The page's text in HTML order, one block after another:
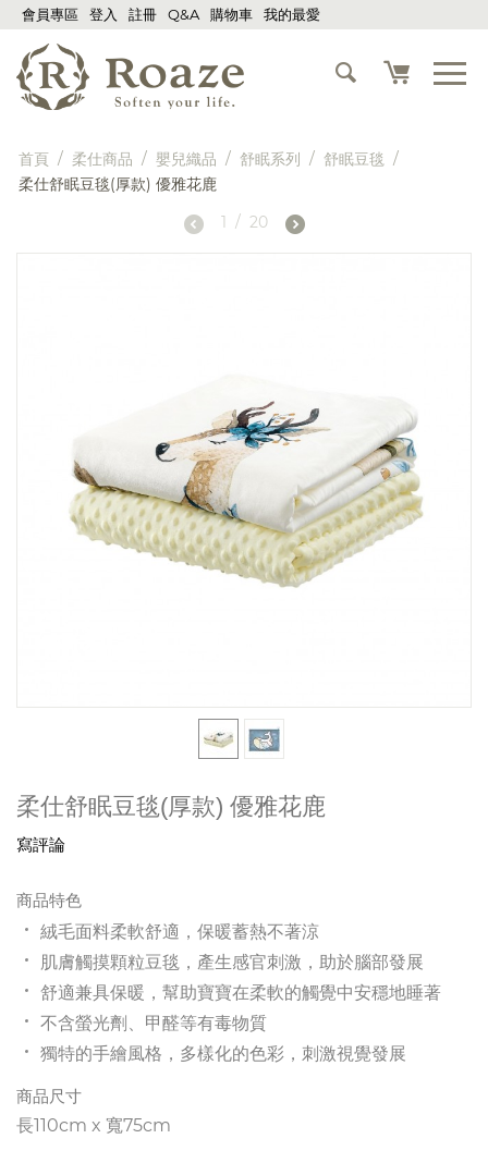
會員專區 登入 註冊 Q&A 購物車 我的最愛
首頁 / 柔仕商品 / 嬰兒織品 / 舒眠系列 / 舒眠豆毯 /
柔仕舒眠豆毯(厚款) 優雅花鹿
1 / 20
柔仕舒眠豆毯(厚款) 優雅花鹿
寫評論
商品特色
絨毛面料柔軟舒適，保暖蓄熱不著涼
肌膚觸摸顆粒豆毯，產生感官刺激，助於腦部發展
舒適兼具保暖，幫助寶寶在柔軟的觸覺中安穩地睡著
不含螢光劑、甲醛等有毒物質
獨特的手繪風格，多樣化的色彩，刺激視覺發展
商品尺寸
長110cm x 寬75cm